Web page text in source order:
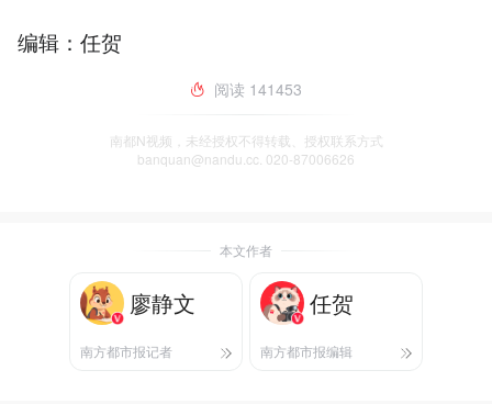
编辑：任贺
阅读 141453
南都N视频，未经授权不得转载、授权联系方式
banquan@nandu.cc. 020-87006626
本文作者
廖静文
南方都市报记者
任贺
南方都市报编辑